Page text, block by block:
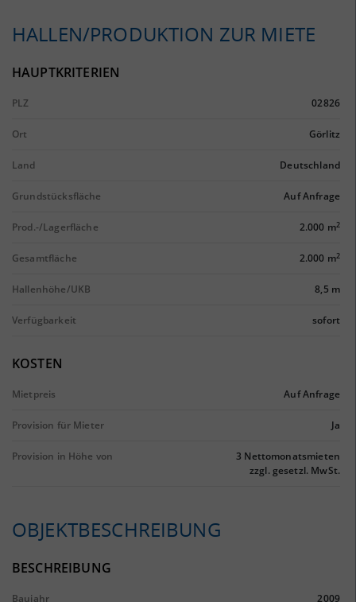
HALLEN/PRODUKTION ZUR MIETE
HAUPTKRITERIEN
PLZ 02826
Ort Görlitz
Land Deutschland
Grundstücksfläche Auf Anfrage
Prod.-/Lagerfläche 2.000 m2
Gesamtfläche 2.000 m2
Hallenhöhe/UKB 8,5 m
Verfügbarkeit sofort
KOSTEN
Mietpreis Auf Anfrage
Provision für Mieter Ja
Provision in Höhe von
3 Nettomonatsmieten
zzgl. gesetzl. MwSt.
OBJEKTBESCHREIBUNG
BESCHREIBUNG
Baujahr 2009